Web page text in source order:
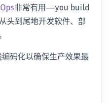
非常有用——you build
到尾地开发软件、部
码化以确保生产效果最